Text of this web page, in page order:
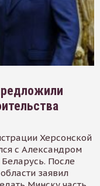
Херсонской
с Александром
После
заявил